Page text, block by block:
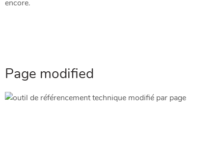
encore.
Page modified